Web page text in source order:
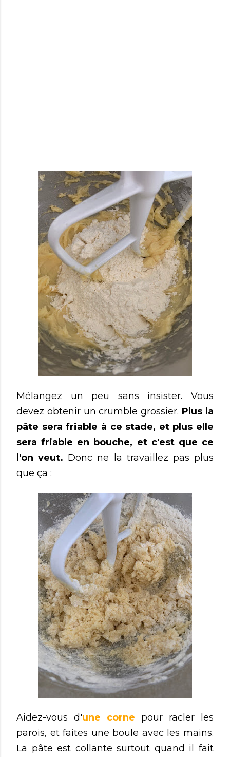
Mélangez un peu sans insister. Vous
devez obtenir un crumble grossier. Plus la
pâte sera friable à ce stade, et plus elle
sera friable en bouche, et c'est que ce
l'on veut. Donc ne la travaillez pas plus
que ça :
Aidez-vous d'une corne pour racler les
parois, et faites une boule avec les mains.
La pâte est collante surtout quand il fait